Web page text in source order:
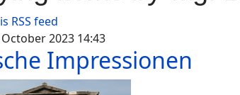
RSS feed
2023 14:43
Impressionen